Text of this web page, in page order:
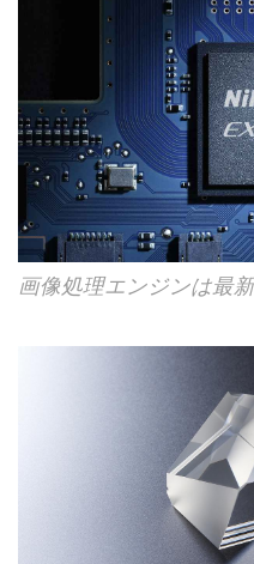
画像処理エンジンは最